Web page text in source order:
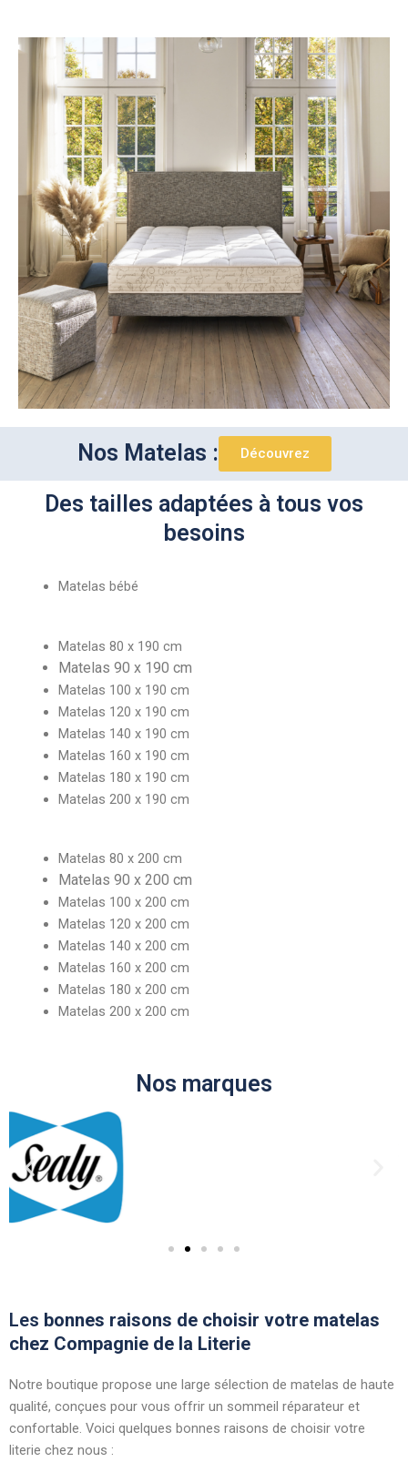
Nos Matelas : Découvrez
Des tailles adaptées à tous vos
besoins
Matelas bébé
Matelas 80 x 190 cm
Matelas 90 x 190 cm
Matelas 100 x 190 cm
Matelas 120 x 190 cm
Matelas 140 x 190 cm
Matelas 160 x 190 cm
Matelas 180 x 190 cm
Matelas 200 x 190 cm
Matelas 80 x 200 cm
Matelas 90 x 200 cm
Matelas 100 x 200 cm
Matelas 120 x 200 cm
Matelas 140 x 200 cm
Matelas 160 x 200 cm
Matelas 180 x 200 cm
Matelas 200 x 200 cm
Nos marques
Les bonnes raisons de choisir votre matelas
chez Compagnie de la Literie
Notre boutique propose une large sélection de matelas de haute
qualité, conçues pour vous offrir un sommeil réparateur et
confortable. Voici quelques bonnes raisons de choisir votre
literie chez nous :